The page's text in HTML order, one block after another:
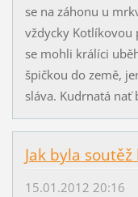
se na záhonu u
vždycky Kotlíkovou
se mohli králíci
špičkou do země,
sláva. Kudrnatá nať
Jak byla soutěž
15.01.2012 20:16